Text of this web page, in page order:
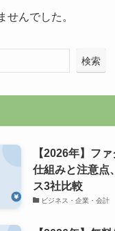
せんでした。
検索
【2026年】フ
仕組みと注意点
ス3社比較
ビジネス・企業・会計